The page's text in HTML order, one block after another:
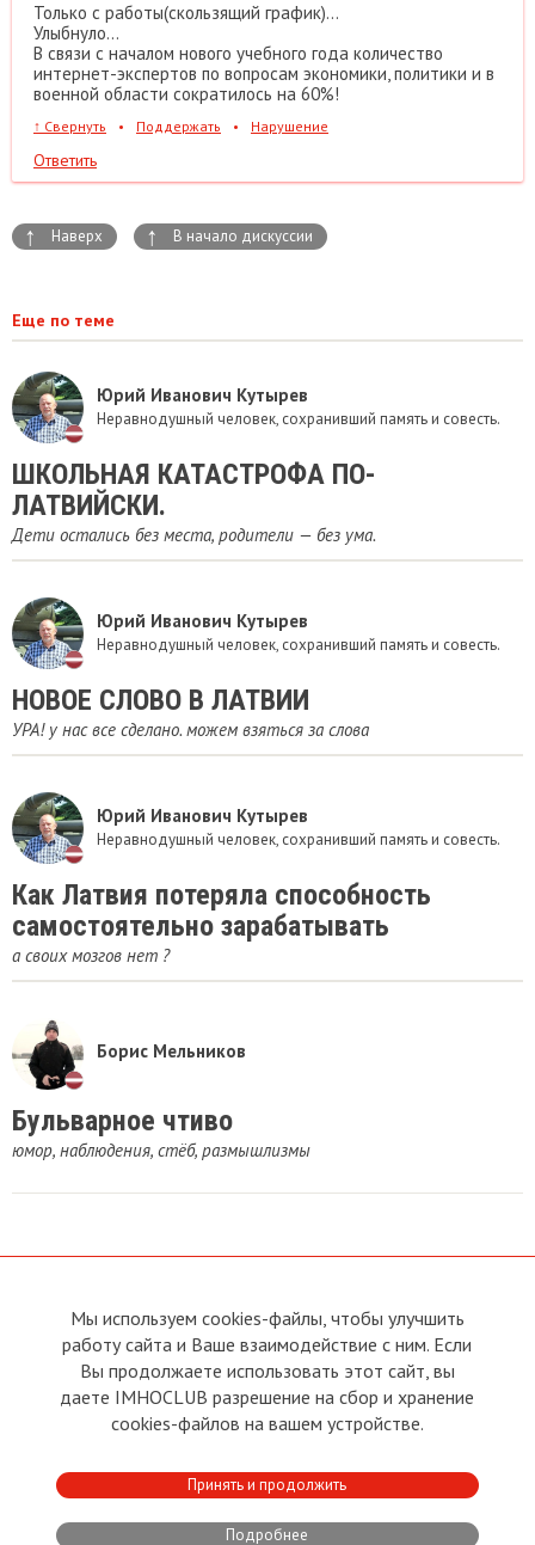
Только с работы(скользящий график)...
Улыбнуло...
В связи с началом нового учебного года количество
интернет-экспертов по вопросам экономики, политики и в
военной области сократилось на 60%!
↑ Свернуть • Поддержать • Нарушение
Ответить
↑ Наверх ↑ В начало дискуссии
Еще по теме
Юрий Иванович Кутырев
Неравнодушный человек, сохранивший память и совесть.
ШКОЛЬНАЯ КАТАСТРОФА ПО-
ЛАТВИЙСКИ.
Дети остались без места, родители — без ума.
Юрий Иванович Кутырев
Неравнодушный человек, сохранивший память и совесть.
НОВОЕ СЛОВО В ЛАТВИИ
УРА! у нас все сделано. можем взяться за слова
Юрий Иванович Кутырев
Неравнодушный человек, сохранивший память и совесть.
Как Латвия потеряла способность
самостоятельно зарабатывать
а своих мозгов нет ?
Борис Мельников
Бульварное чтиво
юмор, наблюдения, стёб, размышлизмы
О сайте
Условия пользования
Политика конфиденциальности
Прямая связь с
Председателем
Прямая связь c членами клуба
Реклама
Контакты
Club
Мы используем cookies-файлы, чтобы улучшить
работу сайта и Ваше взаимодействие с ним. Если
Вы продолжаете использовать этот сайт, вы
даете IMHOCLUB разрешение на сбор и хранение
cookies-файлов на вашем устройстве.
Принять и продолжить
Подробнее